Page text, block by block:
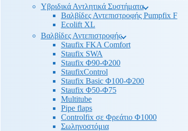
Υβριδικά Αντλητικά Συστήματα
Βαλβίδες Αντεπιστροφής Pumpfix F
Ecolift XL
Βαλβίδες Αντεπιστροφής
Staufix FKA Comfort
Staufix SWA
Staufix Φ90-Φ200
StaufixControl
Staufix Basic Φ100-Φ200
Staufix Φ50-Φ75
Multitube
Pipe flaps
Controlfix σε Φρεάτιο Φ1000
Σωληνοστόμια